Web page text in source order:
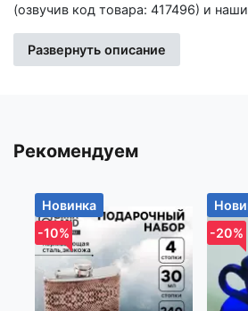
(озвучив код товара: 417496) и
обл., Минский р-н, Новодворский
Развернуть описание
Рекомендуем
Новинка
-10%
-20%